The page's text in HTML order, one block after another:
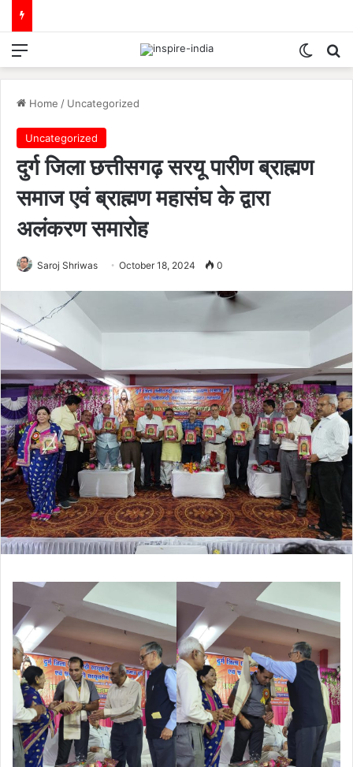
Menu
Home / Uncategorized
Uncategorized
दुर्ग जिला छत्तीसगढ़ सरयू पारीण ब्राह्मण
समाज एवं ब्राह्मण महासंघ के द्वारा
अलंकरण समारोह
Saroj Shriwas October 18, 2024 0